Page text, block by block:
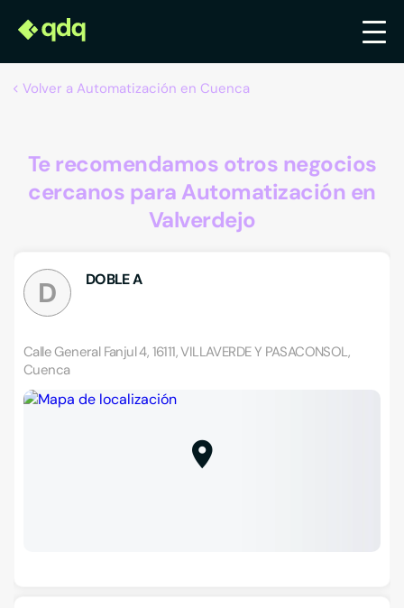
Volver a Automatización en Cuenca
Te recomendamos otros negocios
cercanos para Automatización en
Valverdejo
D DOBLE A
Calle General Fanjul 4, 16111, VILLAVERDE Y PASACONSOL,
Cuenca